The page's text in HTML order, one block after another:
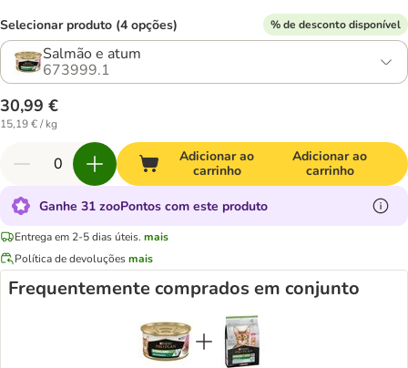
Selecionar produto (4 opções) % de desconto disponível
Salmão e atum
673999.1
30,99 €
15,19 € / kg
Adicionar ao
carrinho
Adicionar ao
carrinho
Ganhe 31 zooPontos com este produto
Entrega em 2-5 dias úteis. mais
Política de devoluçõesmais
Frequentemente comprados em conjunto